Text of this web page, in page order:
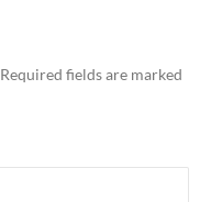
Required fields are marked